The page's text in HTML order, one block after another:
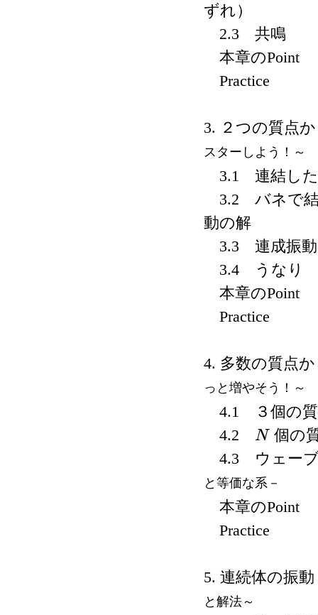
ずれ）
2.3 共鳴
本章のPoint
Practice
3. ２つの質点
スターしよう！～
3.1 連結した
3.2 バネで結
動の解
3.3 連成振動
3.4 うなり
本章のPoint
Practice
4. 多数の質点
っと増やそう！～
4.1 ３個の質
4.2 N
N 個の
4.3 ウェー
と等価な系－
本章のPoint
Practice
5. 連続体の振
と解法～